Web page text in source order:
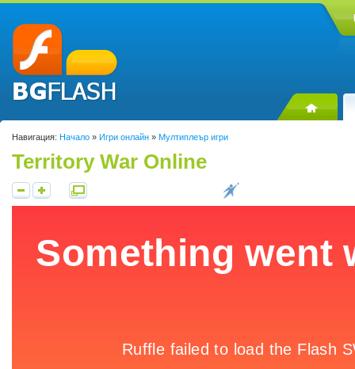
Навигация: Начало » Игри онлайн » Мултиплеър игри
Territory War Online